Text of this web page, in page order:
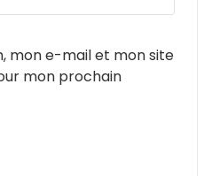
mon e-mail et mon site
mon prochain